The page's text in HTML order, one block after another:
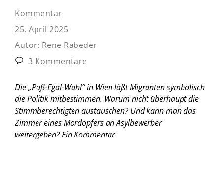
Kommentar
25. April 2025
Autor: Rene Rabeder
3 Kommentare
Die „Paß-Egal-Wahl“ in Wien läßt Migranten symbolisch
die Politik mitbestimmen. Warum nicht überhaupt die
Stimmberechtigten austauschen? Und kann man das
Zimmer eines Mordopfers an Asylbewerber
weitergeben?Ein Kommentar.